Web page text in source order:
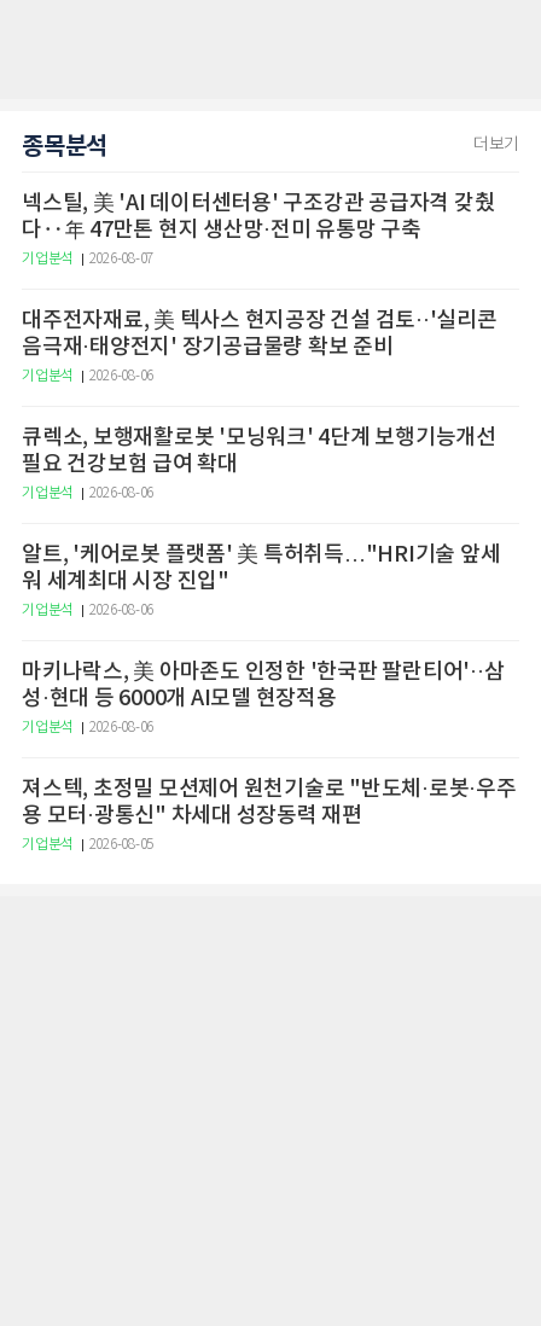
종목분석 더보기
넥스틸, 美 'AI 데이터센터용' 구조강관 공급자격 갖췄
다‥年 47만톤 현지 생산망·전미 유통망 구축
기업분석 2026-08-07
대주전자재료, 美 텍사스 현지공장 건설 검토··'실리콘
음극재·태양전지' 장기공급물량 확보 준비
기업분석 2026-08-06
큐렉소, 보행재활로봇 '모닝워크' 4단계 보행기능개선
필요 건강보험 급여 확대
기업분석 2026-08-06
알트, '케어로봇 플랫폼' 美 특허취득…"HRI기술 앞세
워 세계최대 시장 진입"
기업분석 2026-08-06
마키나락스, 美 아마존도 인정한 '한국판 팔란티어'··삼
성·현대 등 6000개 AI모델 현장적용
기업분석 2026-08-06
져스텍, 초정밀 모션제어 원천기술로 "반도체·로봇·우주
용 모터·광통신" 차세대 성장동력 재편
기업분석 2026-08-05